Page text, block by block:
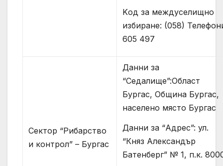
Kод за междуселищно
избиране: (058)
605 497
Сектор “Рибарство
и контрол” – Бургас
Данни за
“Седалище”:Област
Бургас, Община Бургас,
населено място Бургас
Данни за “Адрес”: ул.
“Княз Александър
Батенберг” № 1, п.к.